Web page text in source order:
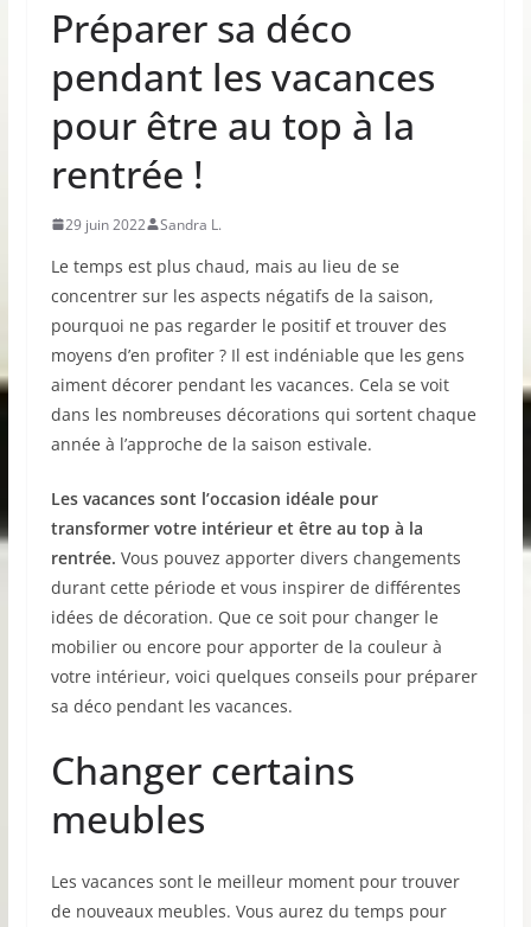
Préparer sa déco
pendant les vacances
pour être au top à la
rentrée !
29 juin 2022 Sandra L.
Le temps est plus chaud, mais au lieu de se
concentrer sur les aspects négatifs de la saison,
pourquoi ne pas regarder le positif et trouver des
moyens d’en profiter ? Il est indéniable que les gens
aiment décorer pendant les vacances. Cela se voit
dans les nombreuses décorations qui sortent chaque
année à l’approche de la saison estivale.
Les vacances sont l’occasion idéale pour
transformer votre intérieur et être au top à la
rentrée. Vous pouvez apporter divers changements
durant cette période et vous inspirer de différentes
idées de décoration. Que ce soit pour changer le
mobilier ou encore pour apporter de la couleur à
votre intérieur, voici quelques conseils pour préparer
sa déco pendant les vacances.
Changer certains
meubles
Les vacances sont le meilleur moment pour trouver
de nouveaux meubles. Vous aurez du temps pour